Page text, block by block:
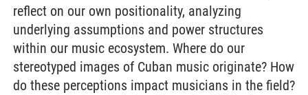
reflect on our own positionality, analyzing
underlying assumptions and power structures
within our music ecosystem. Where do our
stereotyped images of Cuban music originate? How
do these perceptions impact musicians in the field?